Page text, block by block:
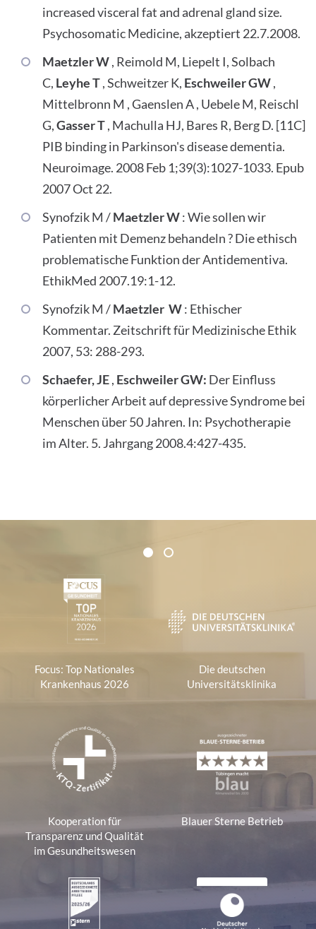
increased visceral fat and adrenal gland size.
Psychosomatic Medicine, akzeptiert 22.7.2008.
Maetzler W, Reimold M, Liepelt I, Solbach
C, Leyhe T, Schweitzer K, Eschweiler GW,
Mittelbronn M , Gaenslen A , Uebele M, Reischl
G,Gasser T, Machulla HJ, Bares R, Berg D. [11C]
PIB binding in Parkinson's disease dementia.
Neuroimage. 2008 Feb 1;39(3):1027-1033. Epub
2007 Oct 22.
Synofzik M /Maetzler W: Wie sollen wir
Patienten mit Demenz behandeln ? Die ethisch
problematische Funktion der Antidementiva.
EthikMed 2007.19:1-12.
Synofzik M /Maetzler W: Ethischer
Kommentar. Zeitschrift für Medizinische Ethik
2007, 53: 288-293.
Schaefer, JE, Eschweiler GW: Der Einfluss
körperlicher Arbeit auf depressive Syndrome bei
Menschen über 50 Jahren. In: Psychotherapie
im Alter. 5. Jahrgang 2008.4:427-435.
Zertifikate und Verbände
1 2
Focus: Top Nationales
Krankenhaus 2026
Die deutschen
Universitätsklinika
Kooperation für
Transparenz und Qualität
im Gesundheitswesen
Blauer Sterne Betrieb